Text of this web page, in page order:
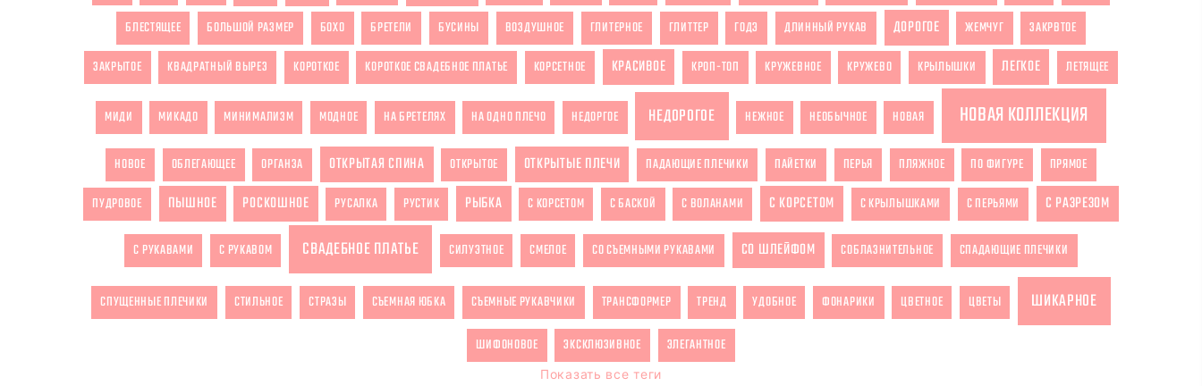
БЛЕСТЯЩЕЕ БОЛЬШОЙ РАЗМЕР БОХО БРЕТЕЛИ БУСИНЫ ВОЗДУШНОЕ ГЛИТЕРНОЕ ГЛИТТЕР ГОДЭ ДЛИННЫЙ РУКАВ ДОРОГОЕ ЖЕМЧУГ ЗАКРВТОЕ
ЗАКРЫТОЕ КВАДРАТНЫЙ ВЫРЕЗ КОРОТКОЕ КОРОТКОЕ СВАДЕБНОЕ ПЛАТЬЕ КОРСЕТНОЕ КРАСИВОЕ КРОП-ТОП КРУЖЕВНОЕ КРУЖЕВО КРЫЛЫШКИ ЛЕГКОЕ ЛЕТЯЩЕЕ
МИДИ МИКАДО МИНИМАЛИЗМ МОДНОЕ НА БРЕТЕЛЯХ НА ОДНО ПЛЕЧО НЕДОРГОЕ НЕДОРОГОЕ НЕЖНОЕ НЕОБЫЧНОЕ НОВАЯ НОВАЯ КОЛЛЕКЦИЯ
НОВОЕ ОБЛЕГАЮЩЕЕ ОРГАНЗА ОТКРЫТАЯ СПИНА ОТКРЫТОЕ ОТКРЫТЫЕ ПЛЕЧИ ПАДАЮЩИЕ ПЛЕЧИКИ ПАЙЕТКИ ПЕРЬЯ ПЛЯЖНОЕ ПО ФИГУРЕ ПРЯМОЕ
ПУДРОВОЕ ПЫШНОЕ РОСКОШНОЕ РУСАЛКА РУСТИК РЫБКА С КОРСЕТОМ С БАСКОЙ С ВОЛАНАМИ С КОРСЕТОМ С КРЫЛЫШКАМИ С ПЕРЬЯМИ С РАЗРЕЗОМ
С РУКАВАМИ С РУКАВОМ СВАДЕБНОЕ ПЛАТЬЕ СИЛУЭТНОЕ СМЕЛОЕ СО СЪЕМНЫМИ РУКАВАМИ СО ШЛЕЙФОМ СОБЛАЗНИТЕЛЬНОЕ СПАДАЮЩИЕ ПЛЕЧИКИ
СПУЩЕННЫЕ ПЛЕЧИКИ СТИЛЬНОЕ СТРАЗЫ СЪЕМНАЯ ЮБКА СЪЕМНЫЕ РУКАВЧИКИ ТРАНСФОРМЕР ТРЕНД УДОБНОЕ ФОНАРИКИ ЦВЕТНОЕ ЦВЕТЫ ШИКАРНОЕ
ШИФОНОВОЕ ЭКСКЛЮЗИВНОЕ ЭЛЕГАНТНОЕ
Показать все теги